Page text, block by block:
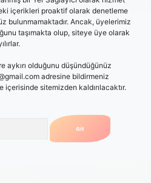
içerikleri proaktif olarak denetleme
bulunmamaktadır. Ancak, üyelerimiz
taşımakta olup, siteye üye olarak
aykırı olduğunu düşündüğünüz
adresine bildirmeniz
sitemizden kaldırılacaktır.